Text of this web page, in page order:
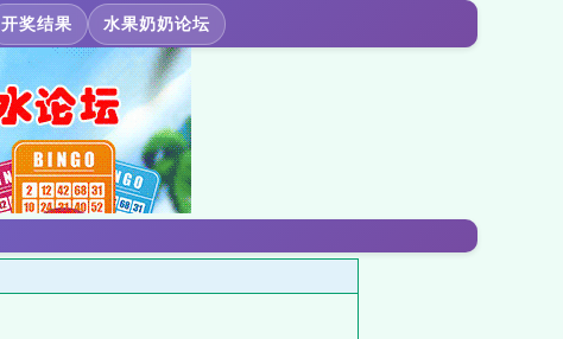
开奖结果 水果奶奶论坛